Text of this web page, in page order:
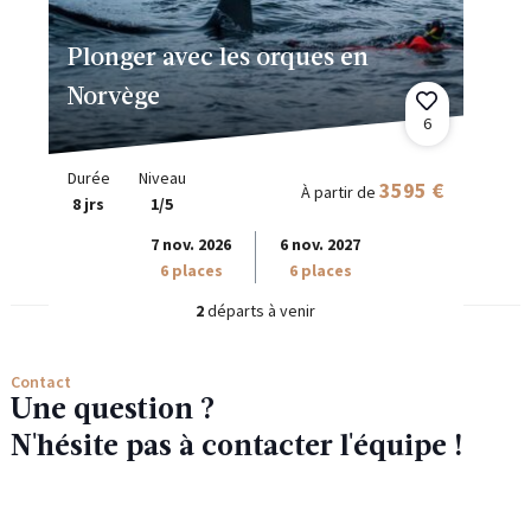
Plonger avec les orques en
Norvège
6
Durée
8 jrs
Niveau
1/5
À partir de 3595 €
7 nov. 2026
6 places
6 nov. 2027
6 places
2départs à venir
Contact
Une question ?
N'hésite pas à contacter l'équipe !